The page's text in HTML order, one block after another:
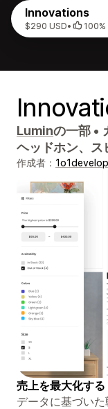
Innovations
$290 USD• 100%
Luminの一部 •
ヘッドホン、ス
作成者：
売上を最大化する
データに基づい